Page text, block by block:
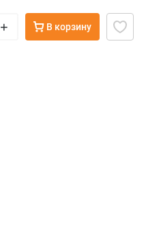
+ В корзину